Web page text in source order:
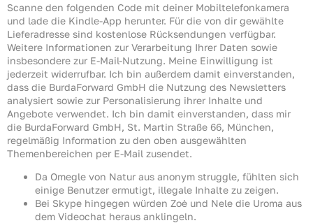
Scanne den folgenden Code mit deiner Mobiltelefonkamera
und lade die Kindle-App herunter. Für die von dir gewählte
Lieferadresse sind kostenlose Rücksendungen verfügbar.
Weitere Informationen zur Verarbeitung Ihrer Daten sowie
insbesondere zur E-Mail-Nutzung. Meine Einwilligung ist
jederzeit widerrufbar. Ich bin außerdem damit einverstanden,
dass die BurdaForward GmbH die Nutzung des Newsletters
analysiert sowie zur Personalisierung ihrer Inhalte und
Angebote verwendet. Ich bin damit einverstanden, dass mir
die BurdaForward GmbH, St. Martin Straße 66, München,
regelmäßig Information zu den oben ausgewählten
Themenbereichen per E-Mail zusendet.
Da Omegle von Natur aus anonym struggle, fühlten sich
einige Benutzer ermutigt, illegale Inhalte zu zeigen.
Bei Skype hingegen würden Zoė und Nele die Uroma aus
dem Video­chat heraus anklingeln.